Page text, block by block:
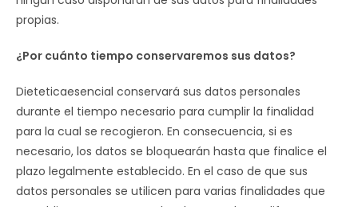
propias.
¿Por cuánto tiempo conservaremos sus datos?
Dieteticaesencial conservará sus datos personales
durante el tiempo necesario para cumplir la finalidad
para la cual se recogieron. En consecuencia, si es
necesario, los datos se bloquearán hasta que finalice el
plazo legalmente establecido. En el caso de que sus
datos personales se utilicen para varias finalidades que